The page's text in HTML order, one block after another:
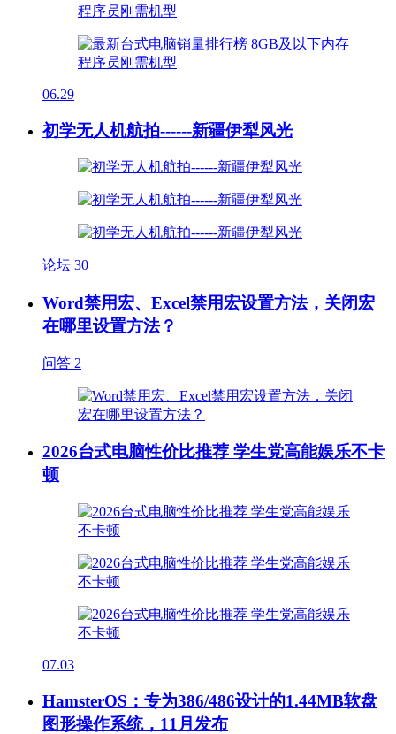
06.29
初学无人机航拍------新疆伊犁风光
论坛 30
Word禁用宏、Excel禁用宏设置方法，关闭宏
在哪里设置方法？
问答 2
2026台式电脑性价比推荐 学生党高能娱乐不卡
顿
07.03
HamsterOS：专为386/486设计的1.44MB软盘
图形操作系统，11月发布